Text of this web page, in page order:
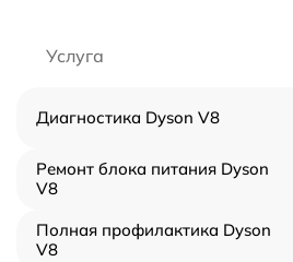
Услуга
Диагностика Dyson V8
Ремонт блока питания Dyson
V8
Полная профилактика Dyson
V8